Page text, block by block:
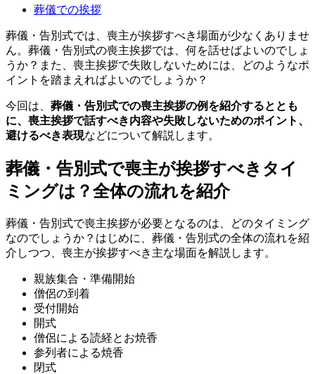
葬儀での挨拶
葬儀・告別式では、喪主が挨拶すべき場面が少なくありませ
ん。葬儀・告別式の喪主挨拶では、何を話せばよいのでしょ
うか？また、喪主挨拶で失敗しないためには、どのようなポ
イントを踏まえればよいのでしょうか？
今回は、 葬儀・告別式での喪主挨拶の例を紹介するととも
に、喪主挨拶で話すべき内容や失敗しないためのポイント、
避けるべき表現などについて解説します。
葬儀・告別式で喪主が挨拶すべきタイ
ミングは？全体の流れを紹介
葬儀・告別式で喪主挨拶が必要となるのは、どのタイミング
なのでしょうか？はじめに、葬儀・告別式の全体の流れを紹
介しつつ、喪主が挨拶すべき主な場面を解説します。
親族集合・準備開始
僧侶の到着
受付開始
開式
僧侶による読経とお焼香
参列者による焼香
閉式